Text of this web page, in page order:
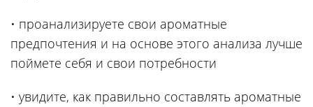
• проанализируете свои ароматные
предпочтения и на основе этого анализа лучше
поймете себя и свои потребности
• увидите, как правильно составлять ароматные